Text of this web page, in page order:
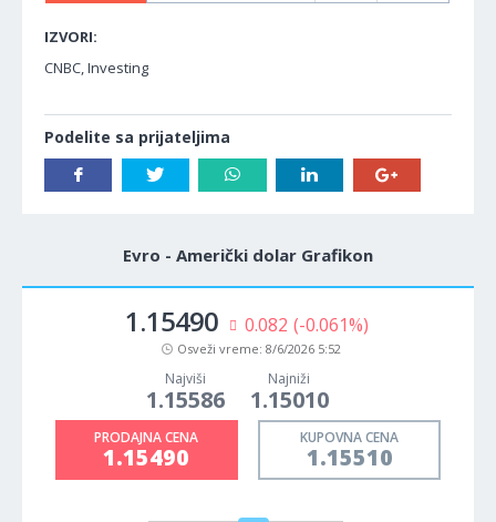
IZVORI:
CNBC, Investing
Podelite sa prijateljima
Evro - Američki dolar Grafikon
1.15490 0.082 (-0.061%)
Osveži vreme: 8/6/2026 5:52
Najviši
1.15586
Najniži
1.15010
PRODAJNA CENA
1.15490
KUPOVNA CENA
1.15510